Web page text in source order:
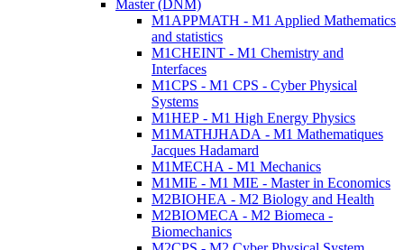
Master (DNM)
M1APPMATH - M1 Applied Mathematics
and statistics
M1CHEINT - M1 Chemistry and
Interfaces
M1CPS - M1 CPS - Cyber Physical
Systems
M1HEP - M1 High Energy Physics
M1MATHJHADA - M1 Mathematiques
Jacques Hadamard
M1MECHA - M1 Mechanics
M1MIE - M1 MIE - Master in Economics
M2BIOHEA - M2 Biology and Health
M2BIOMECA - M2 Biomeca -
Biomechanics